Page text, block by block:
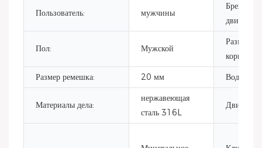
Пользователь: мужчины
Бренд
движения:
Пол: Мужской
Размер
корпуса:
Размер ремешка:
20 мм
Материалы дела:
нержавеющая
сталь 316L